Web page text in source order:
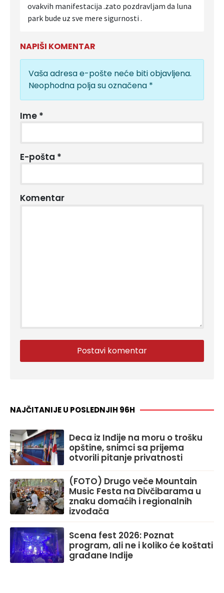
ovakvih manifestacija .zato pozdravljam da luna
park bude uz sve mere sigurnosti .
NAPIŠI KOMENTAR
Vaša adresa e-pošte neće biti objavljena.
Neophodna polja su označena *
Ime *
E-pošta *
Komentar
NAJČITANIJE U POSLEDNJIH 96H
Deca iz Inđije na moru o trošku
opštine, snimci sa prijema
otvorili pitanje privatnosti
(FOTO) Drugo veče Mountain
Music Festa na Divčibarama u
znaku domaćih i regionalnih
izvođača
Scena fest 2026: Poznat
program, ali ne i koliko će koštati
građane Inđije